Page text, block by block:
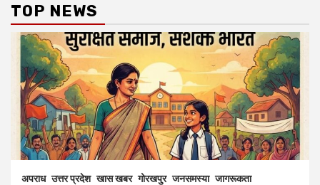
TOP NEWS
अपराध उत्तर प्रदेश खास खबर गोरखपुर जनसमस्या जागरूकता